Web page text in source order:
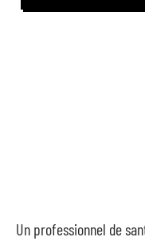
Un professionnel de